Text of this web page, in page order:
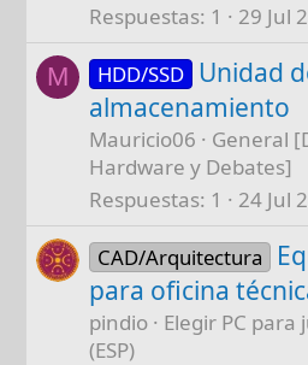
Respuestas 1 29 Jul
M HDD/SSD Unidad
almacenamiento
Mauricio06
General
Hardware y Debates]
Respuestas 1 24 Jul
CAD/Arquitectura
para oficina
pindio
Elegir PC
(ESP)